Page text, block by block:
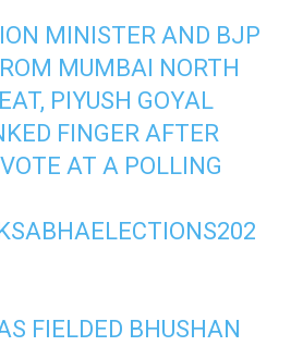
MINISTER AND BJP
MUMBAI NORTH
PIYUSH GOYAL
FINGER AFTER
AT A POLLING
FIELDED BHUSHAN